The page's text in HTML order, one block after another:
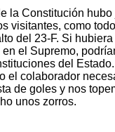
la Constitución
visitantes, como
del 23-F. Si
el Supremo,
del
el colaborador
de goles y nos
unos zorros.